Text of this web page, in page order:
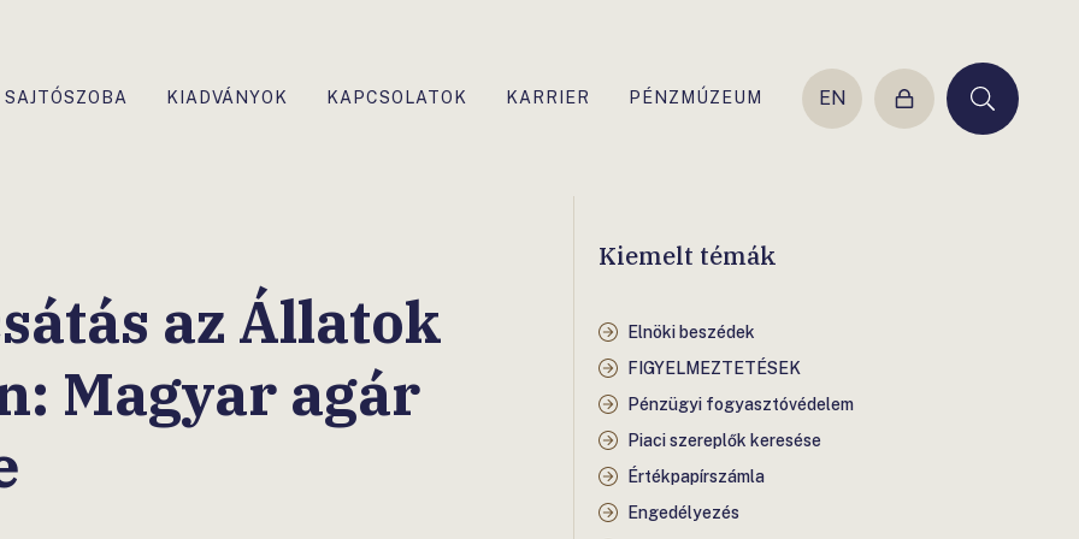
SAJTÓSZOBA KIADVÁNYOK KAPCSOLATOK KARRIER PÉNZMÚZEUM EN
Belépés Keresés
az Állatok
Magyar agár
Kiemelt témák
Elnöki beszédek
FIGYELMEZTETÉSEK
Pénzügyi fogyasztóvédelem
Piaci szereplők keresése
Értékpapírszámla
Engedélyezés